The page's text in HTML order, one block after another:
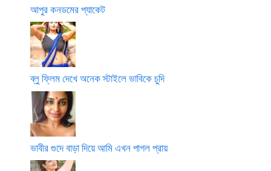
আপুর কনডমের প্যাকেট
ব্লু ফ্লিম দেখে অনেক স্টাইলে ভাবিকে চুদি
ভাবীর গুদে বাড়া দিয়ে আমি এখন পাগল প্রায়